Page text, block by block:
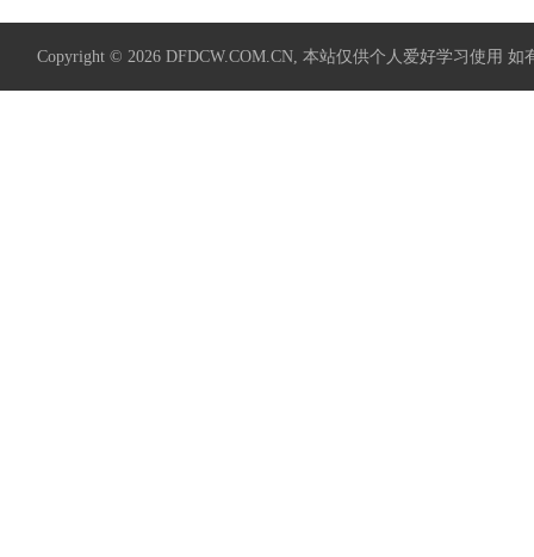
Copyright © 2026 DFDCW.COM.CN, 本站仅供个人爱好学习使用 如